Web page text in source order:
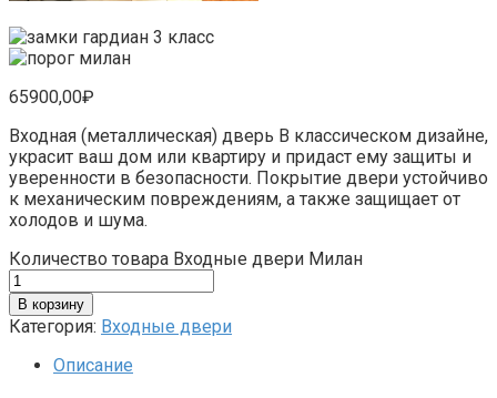
65900,00₽
Входная (металлическая) дверь В классическом дизайне,
украсит ваш дом или квартиру и придаст ему защиты и
уверенности в безопасности. Покрытие двери устойчиво
к механическим повреждениям, а также защищает от
холодов и шума.
Количество товара Входные двери Милан
В корзину
Категория: Входные двери
Описание